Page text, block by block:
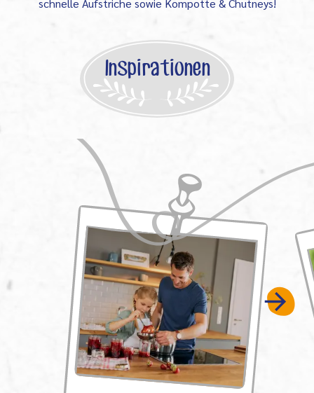
schnelle Aufstriche sowie Kompotte & Chutneys!
Inspirationen